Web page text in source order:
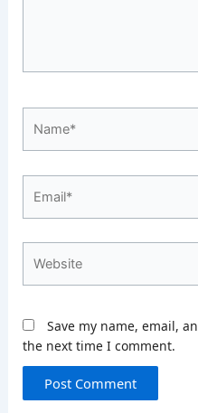
Save my name, email,
the next time I comment.